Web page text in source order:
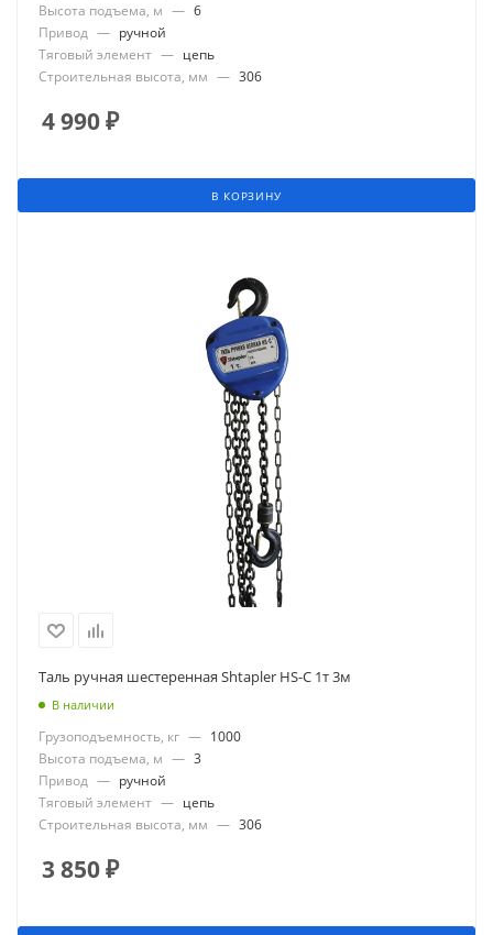
Высота подъема, м — 6
Привод — ручной
Тяговый элемент — цепь
Строительная высота, мм — 306
4 990₽
В КОРЗИНУ
Таль ручная шестеренная Shtapler HS-C 1т 3м
В наличии
Грузоподъемность, кг — 1000
Высота подъема, м — 3
Привод — ручной
Тяговый элемент — цепь
Строительная высота, мм — 306
3 850₽